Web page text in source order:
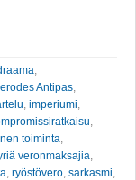
Antipas
imperiumi
toiminta
veronmaksajia
ryöstövero sarkasmi